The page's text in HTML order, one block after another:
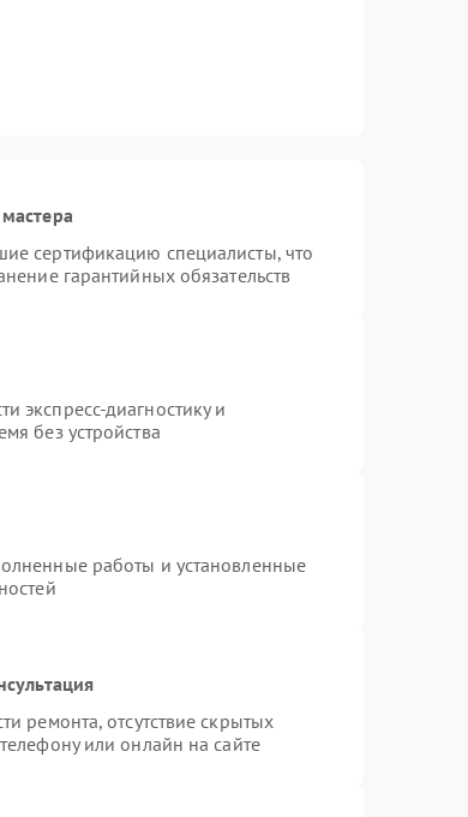
сертификацию специалисты, что
гарантийных обязательств
экспресс-диагностику и
без устройства
работы и установленные
ремонта, отсутствие скрытых
или онлайн на сайте